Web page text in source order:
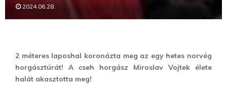
2024.06.28.
2 méteres laposhal koronázta meg az egy hetes norvég
horgásztúrát! A cseh horgász Miroslav Vojtek élete
halát akasztotta meg!